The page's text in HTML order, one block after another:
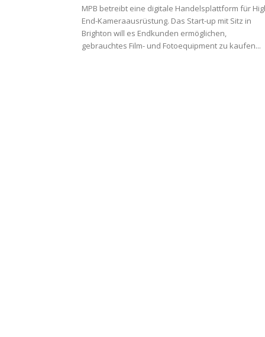
MPB betreibt eine digitale Handelsplattform für
End-Kameraausrüstung. Das Start-up mit Sitz in
Brighton will es Endkunden ermöglichen,
gebrauchtes Film- und Fotoequipment zu kaufen...